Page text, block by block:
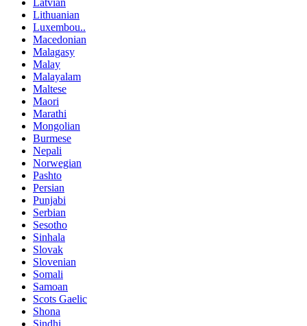
Latvian
Lithuanian
Luxembou..
Macedonian
Malagasy
Malay
Malayalam
Maltese
Maori
Marathi
Mongolian
Burmese
Nepali
Norwegian
Pashto
Persian
Punjabi
Serbian
Sesotho
Sinhala
Slovak
Slovenian
Somali
Samoan
Scots Gaelic
Shona